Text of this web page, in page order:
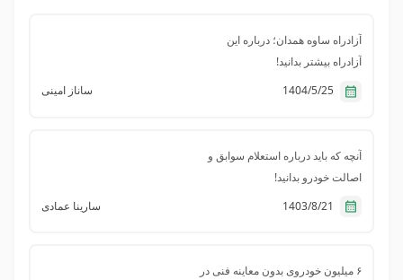
آزادراه ساوه همدان؛ درباره این
آزادراه بیشتر بدانید!
ساناز امینی
آنچه که باید درباره استعلام سوابق و
اصالت خودرو بدانید!
سارینا عمادی
۶ میلیون خودروی بدون معاینه فنی در